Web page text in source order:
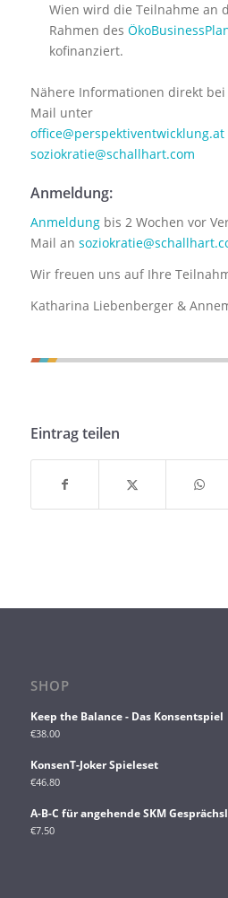
Wien wird die Teilnahme an
Rahmen des
kofinanziert.
Nähere Informationen direkt
Mail unter
office@perspektiventwicklung.at
soziokratie@schallhart.com
Anmeldung:
Anmeldungbis 2 Wochen vor
Mail an
Wir freuen uns auf Ihre
Katharina Liebenberger &
Eintrag teilen
SHOP
Keep the Balance - Das Konsentspiel
€38.00
KonsenT-Joker Spieleset
€46.80
A-B-C für angehende SKM
€7.50